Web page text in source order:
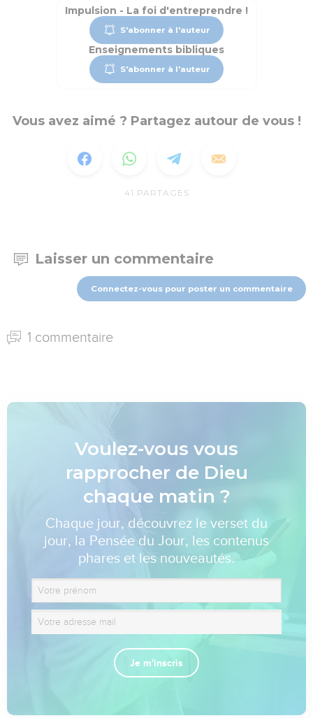
Impulsion - La foi d'entreprendre !
S'abonner à l'auteur
Enseignements bibliques
S'abonner à l'auteur
Vous avez aimé ? Partagez autour de vous !
41 PARTAGES
Laisser un commentaire
Connectez-vous pour poster un commentaire
1 commentaire
Voulez-vous vous
rapprocher de Dieu
chaque matin ?
Chaque jour, découvrez le verset du
jour, la Pensée du Jour, les contenus
phares et les nouveautés.
Je m'inscris